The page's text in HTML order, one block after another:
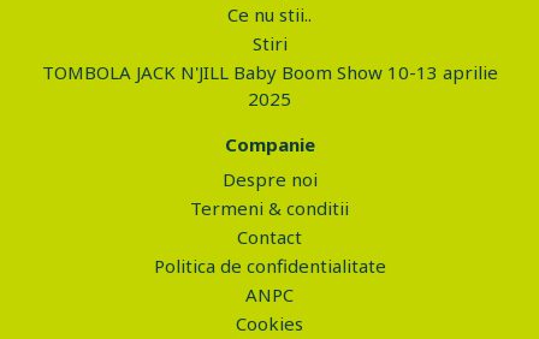
Ce nu stii..
Stiri
TOMBOLA JACK N'JILL Baby Boom Show 10-13 aprilie
2025
Companie
Despre noi
Termeni & conditii
Contact
Politica de confidentialitate
ANPC
Cookies